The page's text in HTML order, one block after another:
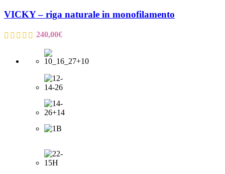
VICKY – riga naturale in monofilamento
240,00€